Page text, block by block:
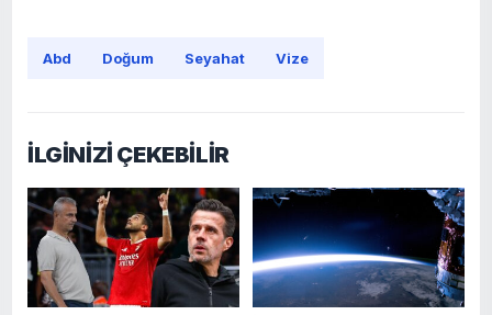
Abd Doğum Seyahat Vize
İLGİNİZİ ÇEKEBİLİR